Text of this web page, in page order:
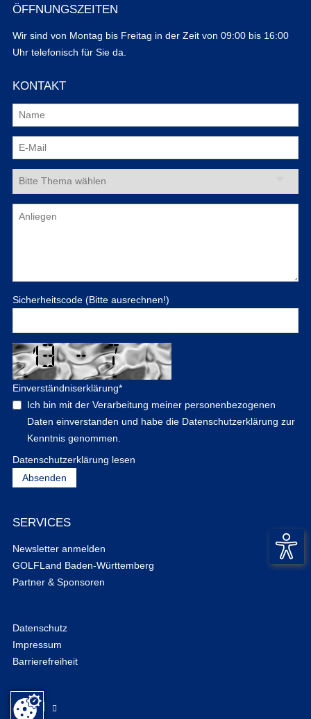
ÖFFNUNGSZEITEN
Wir sind von Montag bis Freitag in der Zeit von 09:00 bis 16:00
Uhr telefonisch für Sie da.
KONTAKT
Sicherheitscode (Bitte ausrechnen!)
Einverständniserklärung*
Ich bin mit der Verarbeitung meiner personenbezogenen
Daten einverstanden und habe die Datenschutzerklärung zur
Kenntnis genommen.
Datenschutzerklärung lesen
SERVICES
Newsletter anmelden
GOLFLand Baden-Württemberg
Partner & Sponsoren
Datenschutz
Impressum
Barrierefreiheit